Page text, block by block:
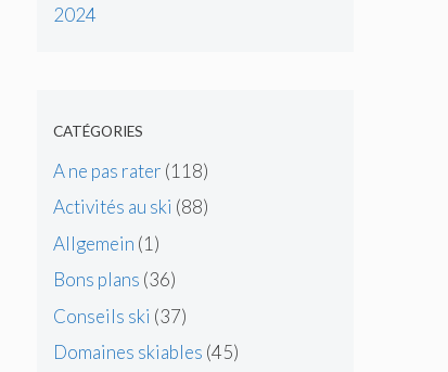
2024
CATÉGORIES
A ne pas rater (118)
Activités au ski (88)
Allgemein (1)
Bons plans (36)
Conseils ski (37)
Domaines skiables (45)